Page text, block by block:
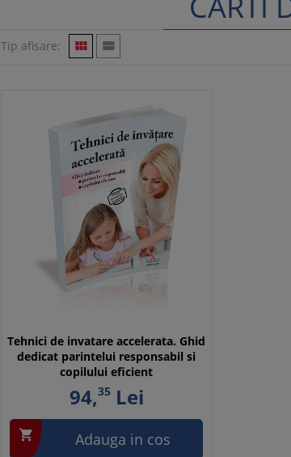
Tip afisare:  
Tehnici de invatare accelerata. Ghid
dedicat parintelui responsabil si
copilului eficient
94,35Lei
 Adauga in cos